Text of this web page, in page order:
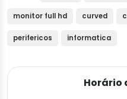
monitor full hd curved
perifericos informatica
Horário